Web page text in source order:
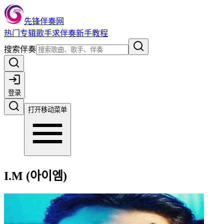
先锋伴奏网
热门 专辑歌手求伴奏新手教程
搜索伴奏
登录
打开移动菜单
I.M (아이엠)